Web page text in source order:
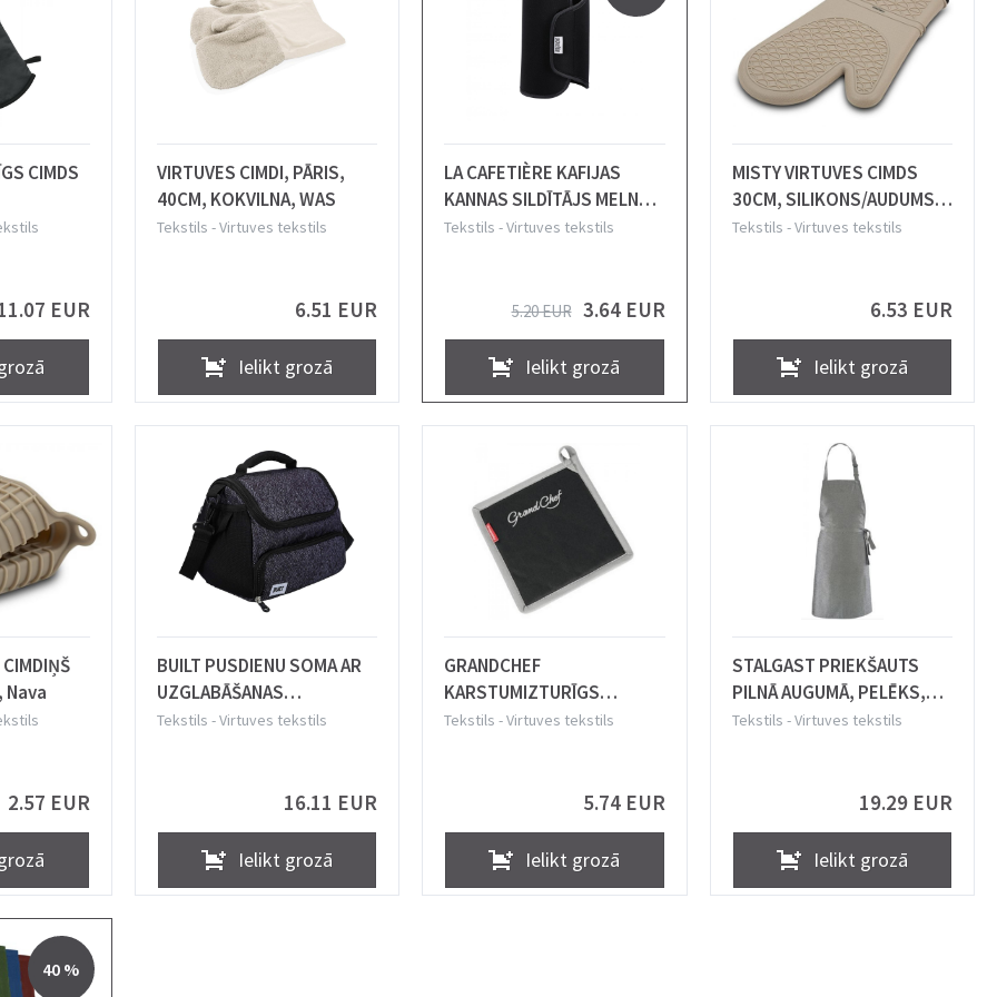
CIMDS
EUR
VIRTUVES CIMDI, PĀRIS,
40CM, KOKVILNA, WAS
Tekstils -Virtuves tekstils
6.51 EUR
Ielikt grozā
LA CAFETIÈRE KAFIJAS
KANNAS SILDĪTĀJS MELNS,
NEOPRĒNS, La Cafetiere
Tekstils -Virtuves tekstils
3.64 EUR
5.20 EUR
Ielikt grozā
MISTY VIRTUVES CIMDS
30CM, SILIKONS/AUDUMS,
Nava
Tekstils -Virtuves tekstils
6.53 EUR
Ielikt grozā
Nava
2.57 EUR
BUILT PUSDIENU SOMA AR
UZGLABĀŠANAS
NODALĪJUMU 8.5x27x
Tekstils -Virtuves tekstils
16.11 EUR
Ielikt grozā
GRANDCHEF
KARSTUMIZTURĪGS
CIMDIŅŠ 19X19CM, MELNS,
Tekstils -Virtuves tekstils
5.74 EUR
Ielikt grozā
STALGAST PRIEKŠAUTS
PILNĀ AUGUMĀ, PELĒKS,
Stalgast
Tekstils -Virtuves tekstils
19.29 EUR
Ielikt grozā
40 %